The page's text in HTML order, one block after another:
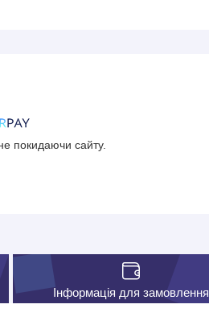
покидаючи сайту.
Інформація для замовлення